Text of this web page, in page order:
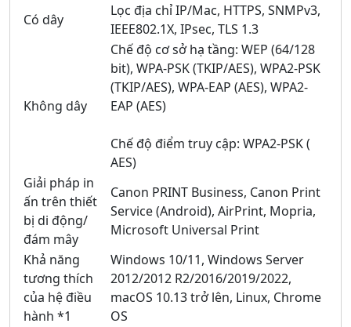
Có dây
Lọc địa chỉ IP/Mac, HTTPS, SNMPv3,
IEEE802.1X, IPsec, TLS 1.3
Không dây
Chế độ cơ sở hạ tầng: WEP (64/128
bit), WPA-PSK (TKIP/AES), WPA2-PSK
(TKIP/AES), WPA-EAP (AES), WPA2-
EAP (AES)
Chế độ điểm truy cập: WPA2-PSK (
AES)
Giải pháp in
ấn trên thiết
bị di động/
đám mây
Canon PRINT Business, Canon Print
Service (Android), AirPrint, Mopria,
Microsoft Universal Print
Khả năng
tương thích
của hệ điều
hành *1
Windows 10/11, Windows Server
2012/2012 R2/2016/2019/2022,
macOS 10.13 trở lên, Linux, Chrome
OS